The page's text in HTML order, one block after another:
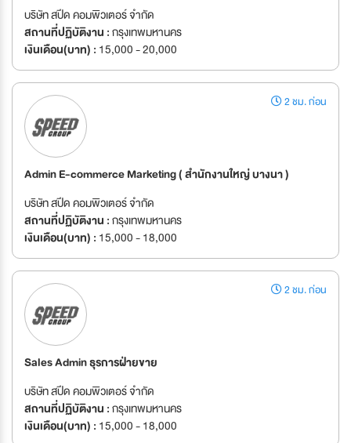
บริษัท สปีด คอมพิวเตอร์ จำกัด
สถานที่ปฏิบัติงาน :กรุงเทพมหานคร
เงินเดือน(บาท) : 15,000 - 20,000
2 ชม. ก่อน
Admin E-commerce Marketing ( สำนักงานใหญ่ บางนา )
บริษัท สปีด คอมพิวเตอร์ จำกัด
สถานที่ปฏิบัติงาน :กรุงเทพมหานคร
เงินเดือน(บาท) : 15,000 - 18,000
2 ชม. ก่อน
Sales Admin ธุรการฝ่ายขาย
บริษัท สปีด คอมพิวเตอร์ จำกัด
สถานที่ปฏิบัติงาน :กรุงเทพมหานคร
เงินเดือน(บาท) : 15,000 - 18,000